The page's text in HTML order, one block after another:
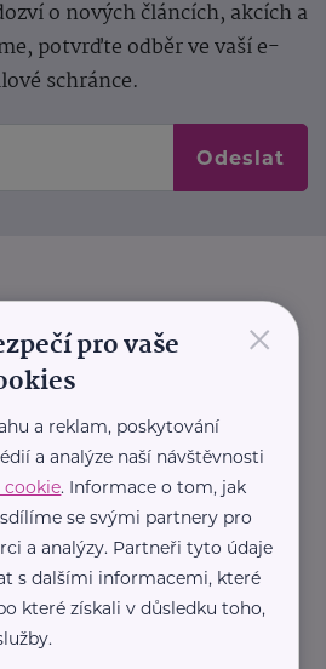
o nových článcích, akcích a
potvrďte odběr ve vaší e-
schránce.
Odeslat
×
pro vaše
a reklam, poskytování
a analýze naší návštěvnosti
cookie. Informace o tom, jak
se svými partnery pro
a analýzy. Partneři tyto údaje
s dalšími informacemi, které
které získali v důsledku toho,